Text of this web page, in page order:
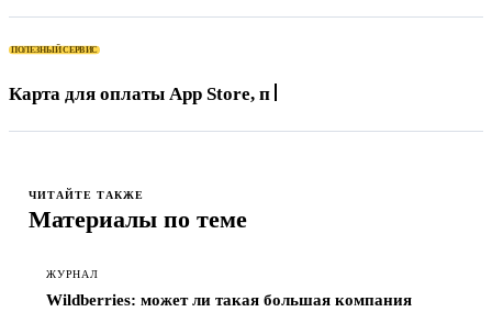
ПОЛЕЗНЫЙ СЕРВИС
Карта для оплаты App Store, подписок и зарубежных
ЧИТАЙТЕ ТАКЖЕ
ЖУРНАЛ